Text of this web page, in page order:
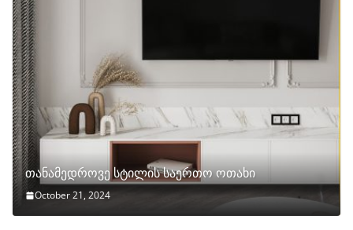
თანამედროვე სტილის საერთო ოთახი
October 21, 2024